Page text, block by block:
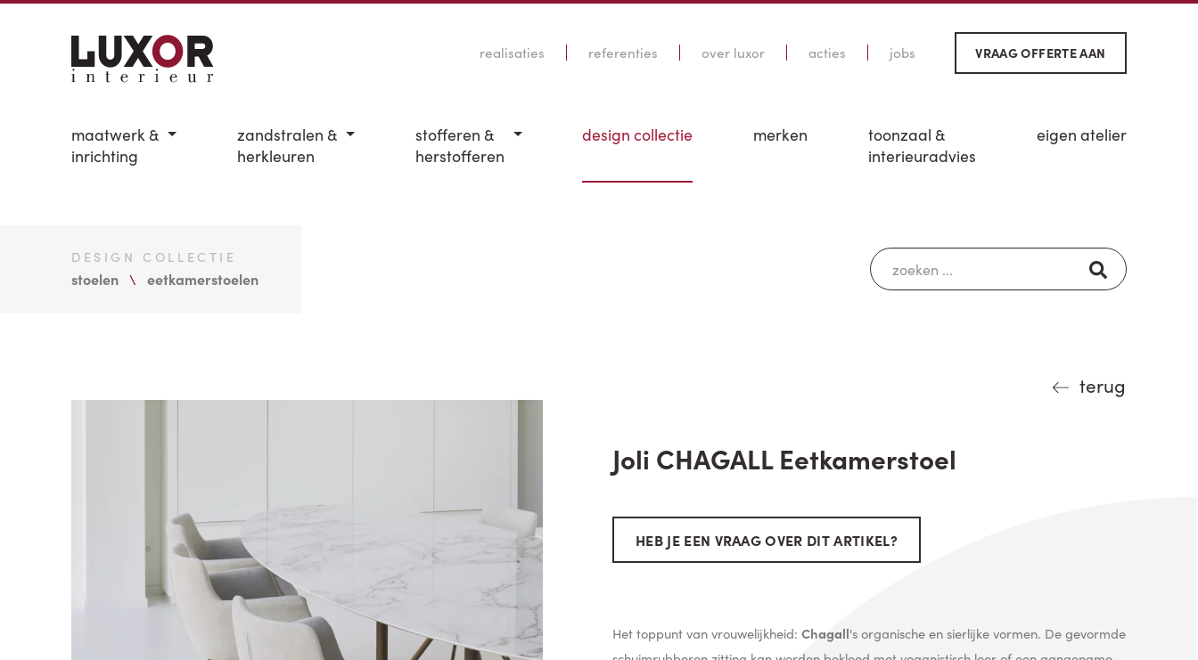
realisaties referenties over luxor acties jobs VRAAG OFFERTE AAN
maatwerk &
inrichting
zandstralen &
herkleuren
stofferen &
herstofferen
design collectie merken
toonzaal &
interieuradvies
eigen atelier
DESIGN COLLECTIE
stoelen eetkamerstoelen
terug
Joli CHAGALL Eetkamerstoel
HEB JE EEN VRAAG OVER DIT ARTIKEL?
Het toppunt van vrouwelijkheid: Chagall's organische en sierlijke vormen. De gevormde